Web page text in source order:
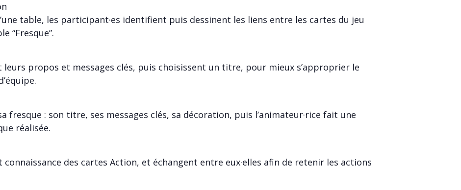
table, les participant·es identifient puis dessinent les liens entre les cartes du jeu
“Fresque”.
propos et messages clés, puis choisissent un titre, pour mieux s’approprier le
fresque : son titre, ses messages clés, sa décoration, puis l’animateur·rice fait une
réalisée.
des cartes Action, et échangent entre eux·elles afin de retenir les actions